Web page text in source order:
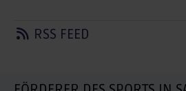
RSS FEED